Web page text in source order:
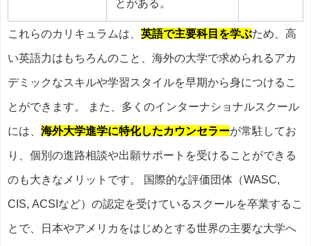
とがある。
これらのカリキュラムは、 英語で主要科目を学ぶため、高
い英語力はもちろんのこと、海外の大学で求められるアカ
デミックなスキルや学習スタイルを早期から身につけるこ
とができます。 また、多くのインターナショナルスクール
には、 海外大学進学に特化したカウンセラーが常駐してお
り、個別の進路相談や出願サポートを受けることができる
のも大きなメリットです。 国際的な評価団体（WASC,
CIS, ACSIなど）の認定を受けているスクールを卒業するこ
とで、日本やアメリカをはじめとする世界の主要な大学へ